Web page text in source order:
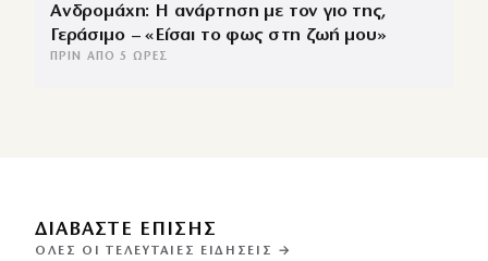
Ανδρομάχη: Η ανάρτηση με τον γιο της,
Γεράσιμο – «Είσαι το φως στη ζωή μου»
ΠΡΙΝ ΑΠΌ 5 ΏΡΕΣ
ΔΙΑΒΑΣΤΕ ΕΠΙΣΗΣ
ΌΛΕΣ ΟΙ ΤΕΛΕΥΤΑΊΕΣ ΕΙΔΉΣΕΙΣ →